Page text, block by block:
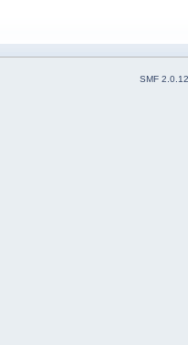
SMF 2.0.12